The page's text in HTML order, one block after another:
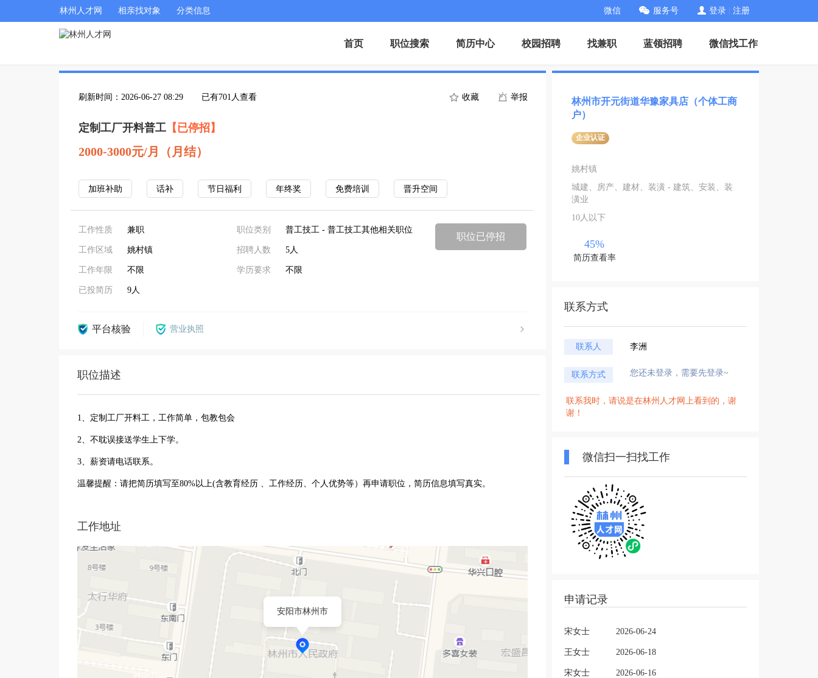
林州人才网 相亲找对象 分类信息 微信 服务号 登录 注册
首页 职位搜索 简历中心 校园招聘 找兼职 蓝领招聘 微信找工作
刷新时间：2026-06-27 08:29 已有701人查看 收藏 举报
定制工厂开料普工 【已停招】
2000-3000元/月（月结）
加班补助 话补 节日福利 年终奖 免费培训 晋升空间
工作性质 兼职
工作区域 姚村镇
工作年限 不限
已投简历 9人
职位类别 普工技工 - 普工技工其他相关职位
招聘人数 5人
学历要求 不限
职位已停招
平台核验 营业执照
职位描述
1、定制工厂开料工，工作简单，包教包会
2、不耽误接送学生上下学。
3、薪资请电话联系。
温馨提醒：请把简历填写至80%以上(含教育经历 、工作经历、个人优势等）再申请职位，简历信息填写真实。
工作地址
安阳市林州市
林州市开元街道华豫家具店（个体工商
户）
企业认证
姚村镇
城建、房产、建材、装潢 - 建筑、安装、装
潢业
10人以下
45%
简历查看率
联系方式
联系人 李洲
联系方式 您还未登录，需要先登录~
联系我时，请说是在林州人才网上看到的，谢
谢！
微信扫一扫找工作
申请记录
宋女士 2026-06-24
王女士 2026-06-18
宋女士 2026-06-16